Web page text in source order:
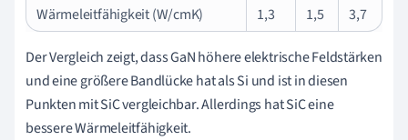
Wärmeleitfähigkeit (W/cmK)
1,3 1,5 3,7
Der Vergleich zeigt, dass GaN höhere elektrische Feldstärken
und eine größere Bandlücke hat als Si und ist in diesen
Punkten mit SiC vergleichbar. Allerdings hat SiC eine
bessere Wärmeleitfähigkeit.